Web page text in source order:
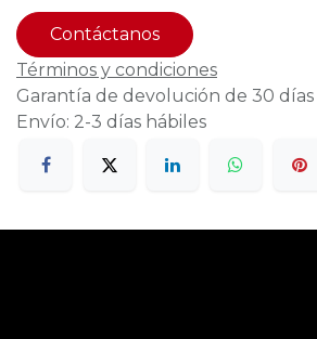
Contáctanos
Términos y condiciones
Garantía de devolución de 30 días
Envío: 2-3 días hábiles